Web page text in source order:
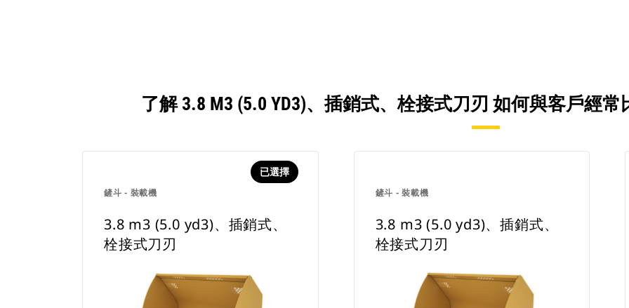
了解 3.8 M3 (5.0 YD3)、插銷式、栓接式刀刃 如何與客戶經
鏟斗 - 裝載機
已選擇
3.8 m3 (5.0 yd3)、插銷式、
栓接式刀刃
鏟斗 - 裝載機
3.8 m3 (5.0 yd3)、插銷式、
栓接式刀刃